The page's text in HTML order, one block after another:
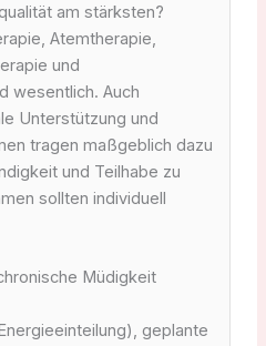
am stärksten?
Atemtherapie,
und
wesentlich. Auch
Unterstützung und
tragen maßgeblich dazu
und Teilhabe zu
sollten individuell
Müdigkeit
geplante